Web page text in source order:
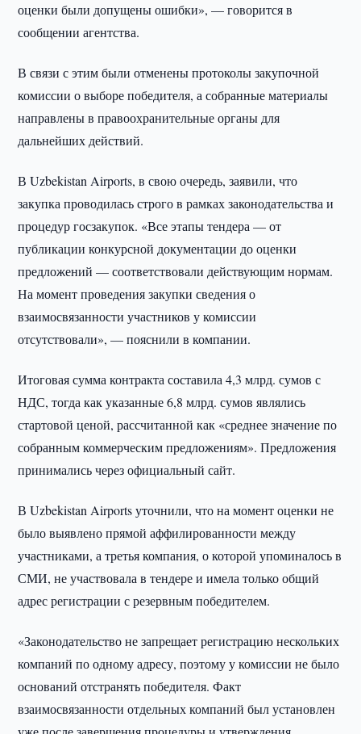
оценки были допущены ошибки», — говорится в
сообщении агентства.
В связи с этим были отменены протоколы закупочной
комиссии о выборе победителя, а собранные материалы
направлены в правоохранительные органы для
дальнейших действий.
В Uzbekistan Airports, в свою очередь, заявили, что
закупка проводилась строго в рамках законодательства и
процедур госзакупок. «Все этапы тендера — от
публикации конкурсной документации до оценки
предложений — соответствовали действующим нормам.
На момент проведения закупки сведения о
взаимосвязанности участников у комиссии
отсутствовали», — пояснили в компании.
Итоговая сумма контракта составила 4,3 млрд. сумов с
НДС, тогда как указанные 6,8 млрд. сумов являлись
стартовой ценой, рассчитанной как «среднее значение по
собранным коммерческим предложениям». Предложения
принимались через официальный сайт.
В Uzbekistan Airports уточнили, что на момент оценки не
было выявлено прямой аффилированности между
участниками, а третья компания, о которой упоминалось в
СМИ, не участвовала в тендере и имела только общий
адрес регистрации с резервным победителем.
«Законодательство не запрещает регистрацию нескольких
компаний по одному адресу, поэтому у комиссии не было
оснований отстранять победителя. Факт
взаимосвязанности отдельных компаний был установлен